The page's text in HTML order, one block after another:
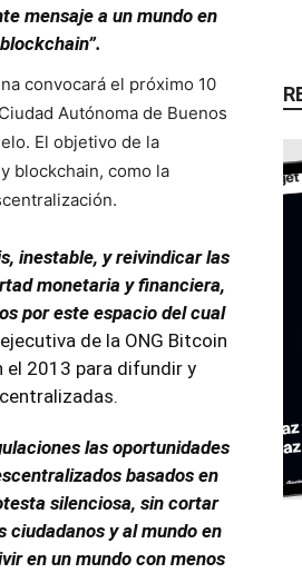
mensaje a un mundo en
convocará el próximo 10
Autónoma de Buenos
El objetivo de la
blockchain, como la
inestable, y reivindicar las
monetaria y financiera,
por este espacio del cual
de la ONG Bitcoin
el 2013 para difundir y
las oportunidades
basados en
silenciosa, sin cortar
ciudadanos y al mundo en
en un mundo con menos